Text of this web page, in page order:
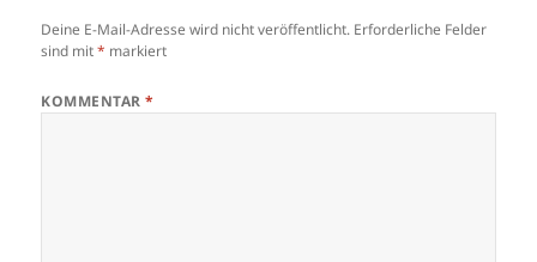
Deine E-Mail-Adresse wird nicht veröffentlicht. Erforderliche Felder
sind mit* markiert
KOMMENTAR*